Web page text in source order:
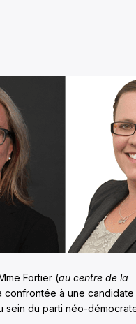
Fortier (au centre de la
confrontée à une candidate
sein du parti néo-